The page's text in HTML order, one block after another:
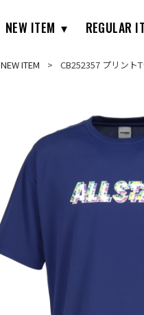
NEW ITEM REGULAR
NEW ITEM CB252357 プリント